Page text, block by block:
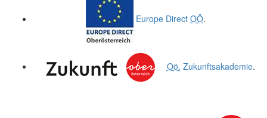
Europe Direct OÖ.
Oö. Zukunftsakademie.